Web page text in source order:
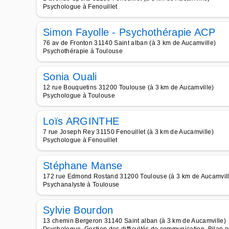
Psychologue à Fenouillet
Simon Fayolle - Psychothérapie ACP
76 av de Fronton 31140 Saint alban (à 3 km de Aucamville)
Psychothérapie à Toulouse
Sonia Ouali
12 rue Bouquetins 31200 Toulouse (à 3 km de Aucamville)
Psychologue à Toulouse
Loïs ARGINTHE
7 rue Joseph Rey 31150 Fenouillet (à 3 km de Aucamville)
Psychologue à Fenouillet
Stéphane Manse
172 rue Edmond Rostand 31200 Toulouse (à 3 km de
Psychanalyste à Toulouse
Sylvie Bourdon
13 chemin Bergeron 31140 Saint alban (à 3 km de Aucamville)